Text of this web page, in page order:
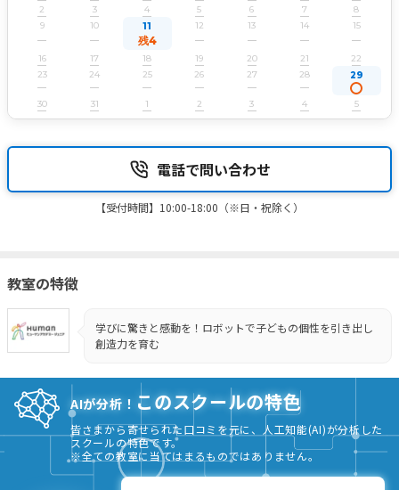
2
3 4 5 6 7
8
9
10 11
残4
12 13 14 15
16 17 18 19 20 21
22
23
24 25 26 27 28 29
30 31 1 2 3 4 5
電話で問い合わせ
【受付時間】10:00-18:00（※日・祝除く）
教室の特徴
学びに驚きと感動を！ロボットで子どもの個性を引き出し
創造力を育む
AIが分析！ このスクールの特色
皆さまから寄せられた口コミを元に、人工知能(AI)が分析した
スクールの特色です。
※全ての教室に当てはまるものではありません。